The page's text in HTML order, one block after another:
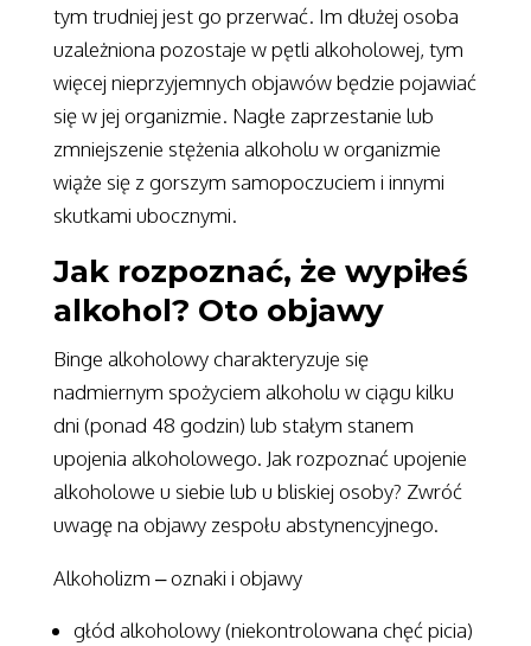
tym trudniej jest go przerwać. Im dłużej osoba
uzależniona pozostaje w pętli alkoholowej, tym
więcej nieprzyjemnych objawów będzie pojawiać
się w jej organizmie. Nagłe zaprzestanie lub
zmniejszenie stężenia alkoholu w organizmie
wiąże się z gorszym samopoczuciem i innymi
skutkami ubocznymi.
Jak rozpoznać, że wypiłeś
alkohol? Oto objawy
Binge alkoholowy charakteryzuje się
nadmiernym spożyciem alkoholu w ciągu kilku
dni (ponad 48 godzin) lub stałym stanem
upojenia alkoholowego. Jak rozpoznać upojenie
alkoholowe u siebie lub u bliskiej osoby? Zwróć
uwagę na objawy zespołu abstynencyjnego.
Alkoholizm – oznaki i objawy
głód alkoholowy (niekontrolowana chęć picia)